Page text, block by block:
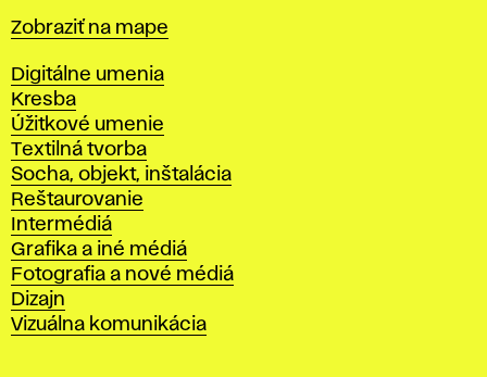
Mapa
Zobraziť na mape
Katedry
Digitálne umenia
Kresba
Úžitkové umenie
Textilná tvorba
Socha, objekt, inštalácia
Reštaurovanie
Intermédiá
Grafika a iné médiá
Fotografia a nové médiá
Dizajn
Vizuálna komunikácia